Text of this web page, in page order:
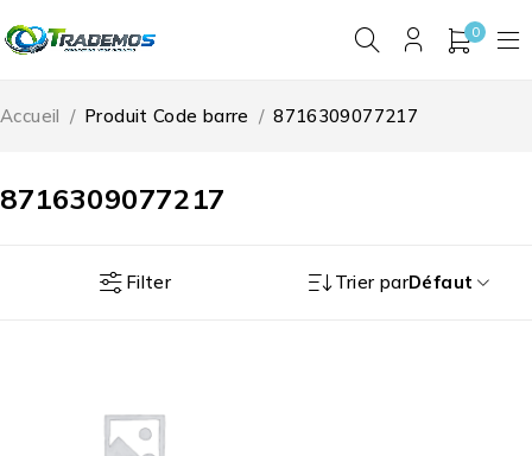
0
8716309077217
Accueil / Produit Code barre / 8716309077217
Filter Trier parDéfaut